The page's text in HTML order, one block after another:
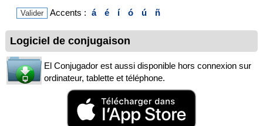
Accents : á é í ó ú ñ
Logiciel de conjugaison
El Conjugador est aussi disponible hors connexion sur
ordinateur, tablette et téléphone.